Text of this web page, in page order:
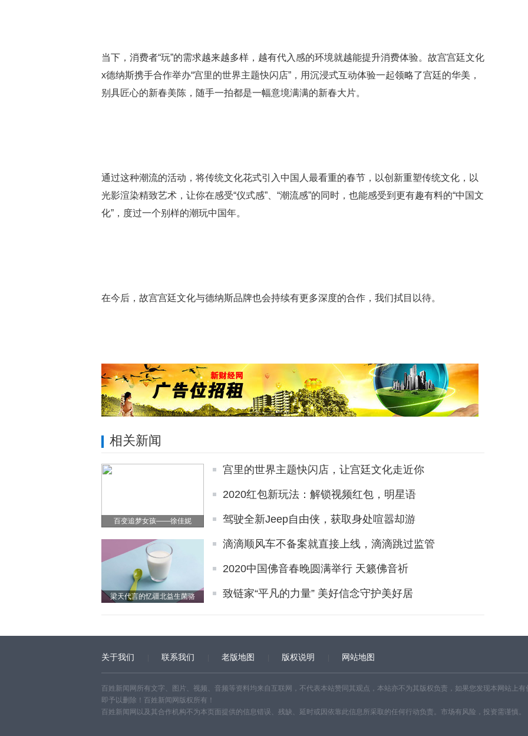
当下，消费者“玩”的需求越来越多样，越有代入感的环境就越能提升消费体验。故宫宫廷文化
x德纳斯携手合作举办“宫里的世界主题快闪店”，用沉浸式互动体验一起领略了宫廷的华美，
别具匠心的新春美陈，随手一拍都是一幅意境满满的新春大片。
通过这种潮流的活动，将传统文化花式引入中国人最看重的春节，以创新重塑传统文化，以
光影渲染精致艺术，让你在感受“仪式感”、“潮流感”的同时，也能感受到更有趣有料的“中国文
化”，度过一个别样的潮玩中国年。
在今后，故宫宫廷文化与德纳斯品牌也会持续有更多深度的合作，我们拭目以待。
相关新闻
百变追梦女孩——徐佳妮
梁天代言的忆疆北益生菌骆
宫里的世界主题快闪店，让宫廷文化走近你
2020红包新玩法：解锁视频红包，明星语
驾驶全新Jeep自由侠，获取身处喧嚣却游
滴滴顺风车不备案就直接上线，滴滴跳过监管
2020中国佛音春晚圆满举行 天籁佛音祈
致链家“平凡的力量” 美好信念守护美好居
关于我们 联系我们 老版地图 版权说明 网站地图
百姓新闻网所有文字、图片、视频、音频等资料均来自互联网，不代表本站赞同其观点，本站亦不为其版权负责，如果您发现本网站上
即予以删除！百姓新闻网版权所有！
百姓新闻网以及其合作机构不为本页面提供的信息错误、残缺、延时或因依靠此信息所采取的任何行动负责。市场有风险，投资需谨慎。